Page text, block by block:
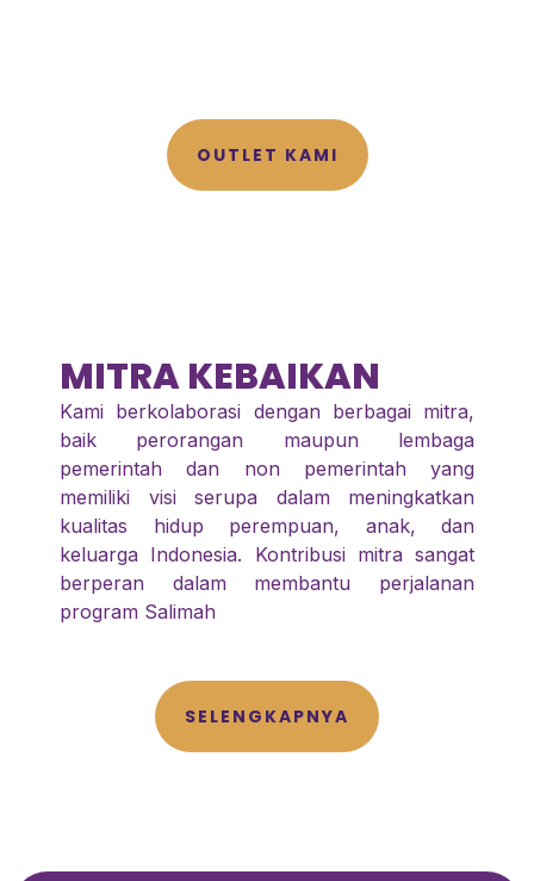
OUTLET KAMI
MITRA KEBAIKAN
Kami berkolaborasi dengan berbagai mitra,
baik perorangan maupun lembaga
pemerintah dan non pemerintah yang
memiliki visi serupa dalam meningkatkan
kualitas hidup perempuan, anak, dan
keluarga Indonesia. Kontribusi mitra sangat
berperan dalam membantu perjalanan
program Salimah
SELENGKAPNYA